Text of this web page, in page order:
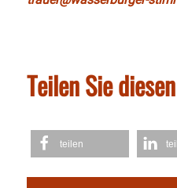
Teilen Sie
teilen